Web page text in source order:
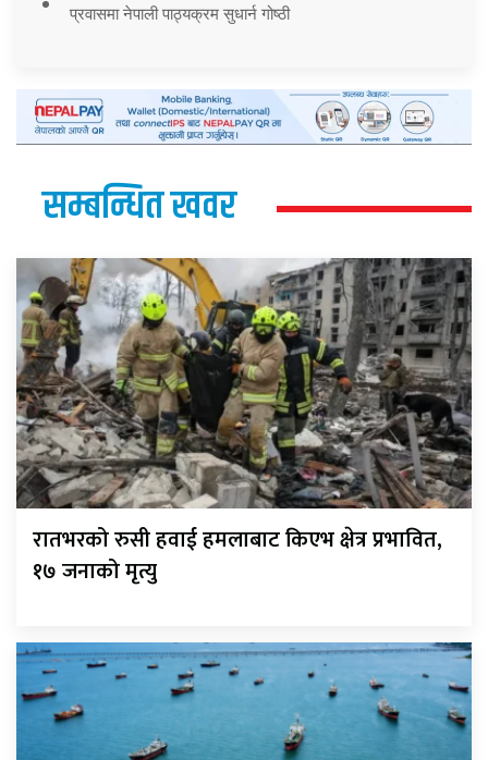
प्रवासमा नेपाली पाठ्यक्रम सुधार्न गोष्ठी
सम्बन्धित खवर
रातभरको रुसी हवाई हमलाबाट किएभ क्षेत्र प्रभावित,
१७ जनाको मृत्यु